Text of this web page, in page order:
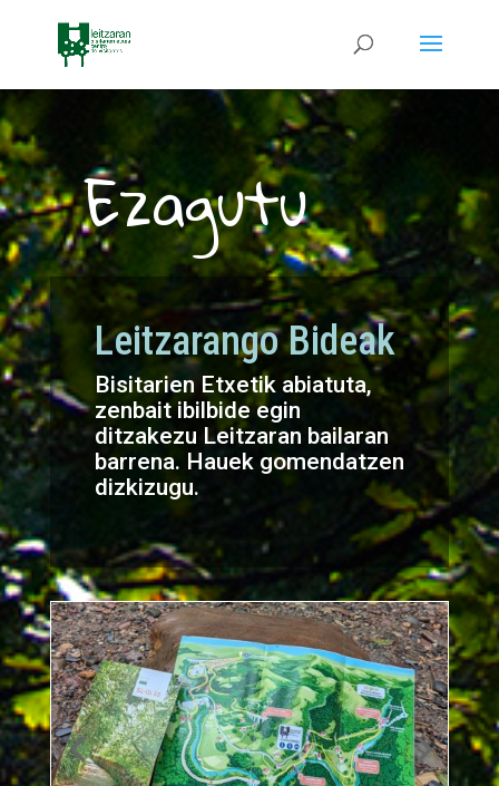
Ezagutu
Leitzarango Bideak
Bisitarien Etxetik abiatuta,
zenbait ibilbide egin
ditzakezu Leitzaran bailaran
barrena. Hauek gomendatzen
dizkizugu.